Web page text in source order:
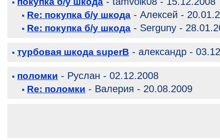
Re: покупка б/у шкода - Алексей -
Re: покупка б/у шкода - Serguny -
турбовая шкода superB - александр -
поломки - Руслан - 02.12.2008
Re: поломки - Валерия - 20.08.2009